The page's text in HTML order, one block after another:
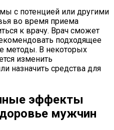
с потенцией или другими
во время приема
к врачу. Врач сможет
подходящее
методы. В некоторых
изменить
назначить средства для
эффекты
мужчин